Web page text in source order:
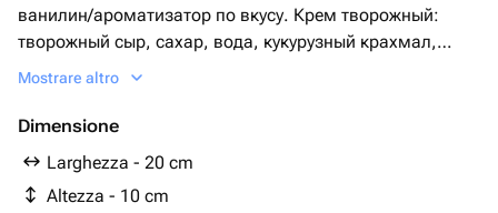
Ягодная — ванильный бисквит, кремчиз;
начинка: ягодный конфитюр (малина/голубика/
клубника).
Вишневая — ванильный бисквит, кремчиз;
начинка: вишневый конфитюр (или вишня в
собственном соку).
ванилин/ароматизатор по вкусу. Крем творожный:
творожный сыр, сахар, вода, кукурузный крахмал,
пищевой краситель. Вкусы и начинки: Ванильный —
какао, шоколадные капли, ганаш; Фисташковый —
карамель, жареный арахис, ганаш; Лимонный — цедра
и сок лимона, лимонный конфитюр/курд; Ягодный —
Mostrare altro
Dimensione
Larghezza - 20 cm
Altezza - 10 cm